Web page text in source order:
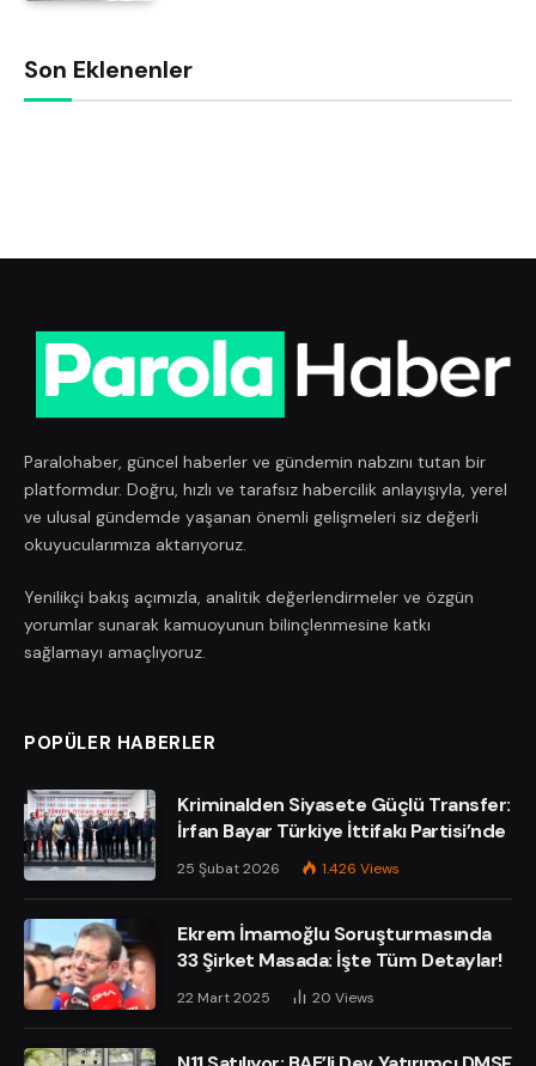
Son Eklenenler
Paralohaber, güncel haberler ve gündemin nabzını tutan bir
platformdur. Doğru, hızlı ve tarafsız habercilik anlayışıyla, yerel
ve ulusal gündemde yaşanan önemli gelişmeleri siz değerli
okuyucularımıza aktarıyoruz.
Yenilikçi bakış açımızla, analitik değerlendirmeler ve özgün
yorumlar sunarak kamuoyunun bilinçlenmesine katkı
sağlamayı amaçlıyoruz.
POPÜLER HABERLER
Kriminalden Siyasete Güçlü Transfer:
İrfan Bayar Türkiye İttifakı Partisi’nde
25 Şubat 2026 1.426 Views
Ekrem İmamoğlu Soruşturmasında
33 Şirket Masada: İşte Tüm Detaylar!
22 Mart 2025 20 Views